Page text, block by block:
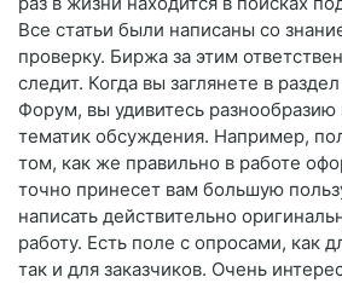
Все статьи были написаны со
проверку. Биржа за этим
следит. Когда вы заглянете в
Форум, вы удивитесь
тематик обсуждения. Например,
том, как же правильно в работе
точно принесет вам большую
написать действительно
работу. Есть поле с опросами, как
так и для заказчиков. Очень